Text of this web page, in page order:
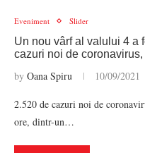
Eveniment Slider
Un nou vârf al valului 4 a
cazuri noi de
by Oana Spiru 10/09/2021
2.520 de cazuri noi de
ore, dintr-un…